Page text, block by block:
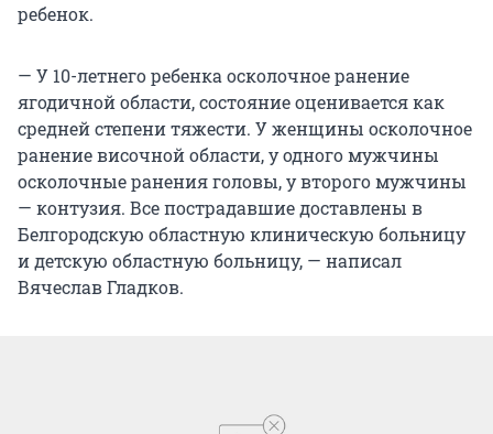
ребенок.
— У 10-летнего ребенка осколочное ранение
ягодичной области, состояние оценивается как
средней степени тяжести. У женщины осколочное
ранение височной области, у одного мужчины
осколочные ранения головы, у второго мужчины
— контузия. Все пострадавшие доставлены в
Белгородскую областную клиническую больницу
и детскую областную больницу, — написал
Вячеслав Гладков.